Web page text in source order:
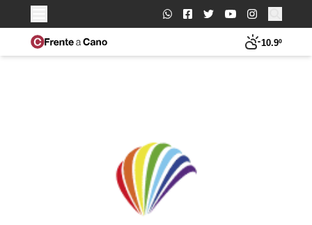
Buscar:
10.9º